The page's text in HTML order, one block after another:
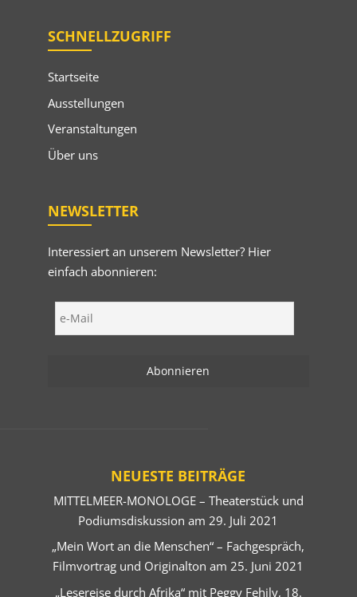
SCHNELLZUGRIFF
Startseite
Ausstellungen
Veranstaltungen
Über uns
NEWSLETTER
Interessiert an unserem Newsletter? Hier
einfach abonnieren:
NEUESTE BEITRÄGE
MITTELMEER-MONOLOGE – Theaterstück und
Podiumsdiskussion am 29. Juli 2021
„Mein Wort an die Menschen“ – Fachgespräch,
Filmvortrag und Originalton am 25. Juni 2021
„Lesereise durch Afrika“ mit Peggy Fehily, 18.